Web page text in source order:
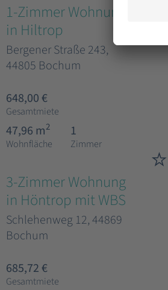
1-Zimmer Wohnung
in Hiltrop
Bergener Straße 243,
44805 Bochum
648,00 €
Gesamtmiete
47,96 m2
Wohnfläche
1
Zimmer
3-Zimmer Wohnung
in Höntrop mit WBS
Schlehenweg 12, 44869
Bochum
685,72 €
Gesamtmiete